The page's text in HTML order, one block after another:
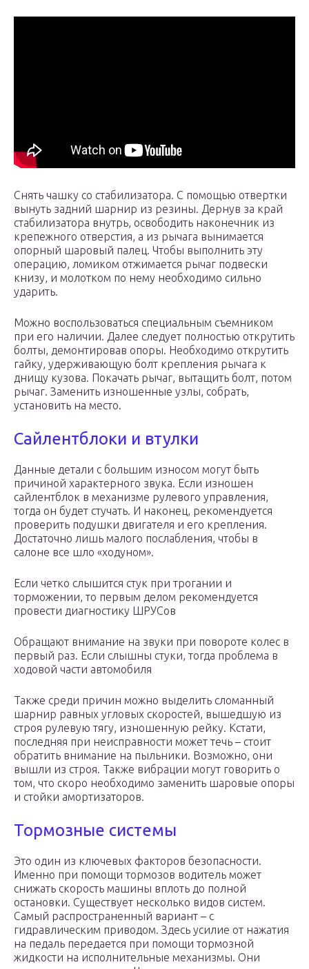
Снять чашку со стабилизатора. С помощью отвертки
вынуть задний шарнир из резины. Дернув за край
стабилизатора внутрь, освободить наконечник из
крепежного отверстия, а из рычага вынимается
опорный шаровый палец. Чтобы выполнить эту
операцию, ломиком отжимается рычаг подвески
книзу, и молотком по нему необходимо сильно
ударить.
Можно воспользоваться специальным съемником
при его наличии. Далее следует полностью открутить
болты, демонтировав опоры. Необходимо открутить
гайку, удерживающую болт крепления рычага к
днищу кузова. Покачать рычаг, вытащить болт, потом
рычаг. Заменить изношенные узлы, собрать,
установить на место.
Сайлентблоки и втулки
Данные детали с большим износом могут быть
причиной характерного звука. Если изношен
сайлентблок в механизме рулевого управления,
тогда он будет стучать. И наконец, рекомендуется
проверить подушки двигателя и его крепления.
Достаточно лишь малого послабления, чтобы в
салоне все шло «ходуном».
Если четко слышится стук при трогании и
торможении, то первым делом рекомендуется
провести диагностику ШРУСов
Обращают внимание на звуки при повороте колес в
первый раз. Если слышны стуки, тогда проблема в
ходовой части автомобиля
Также среди причин можно выделить сломанный
шарнир равных угловых скоростей, вышедшую из
строя рулевую тягу, изношенную рейку. Кстати,
последняя при неисправности может течь – стоит
обратить внимание на пыльники. Возможно, они
вышли из строя. Также вибрации могут говорить о
том, что скоро необходимо заменить шаровые опоры
и стойки амортизаторов.
Тормозные системы
Это один из ключевых факторов безопасности.
Именно при помощи тормозов водитель может
снижать скорость машины вплоть до полной
остановки. Существует несколько видов систем.
Самый распространенный вариант – с
гидравлическим приводом. Здесь усилие от нажатия
на педаль передается при помощи тормозной
жидкости на исполнительные механизмы. Они